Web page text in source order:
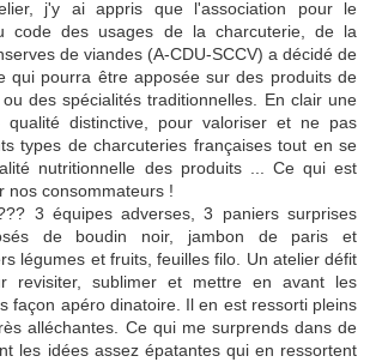
j'y ai appris que l'association pour le
code des usages de la charcuterie, de la
de viandes (A-CDU-SCCV) a décidé de
qui pourra être apposée sur des produits de
des spécialités traditionnelles. En clair une
qualité distinctive, pour valoriser et ne pas
types de charcuteries françaises tout en se
nutritionnelle des produits ... Ce qui est
nos consommateurs !
3 équipes adverses, 3 paniers surprises
de boudin noir, jambon de paris et
légumes et fruits, feuilles filo. Un atelier défit
revisiter, sublimer et mettre en avant les
façon apéro dinatoire. Il en est ressorti pleins
alléchantes. Ce qui me surprends dans de
les idées assez épatantes qui en ressortent